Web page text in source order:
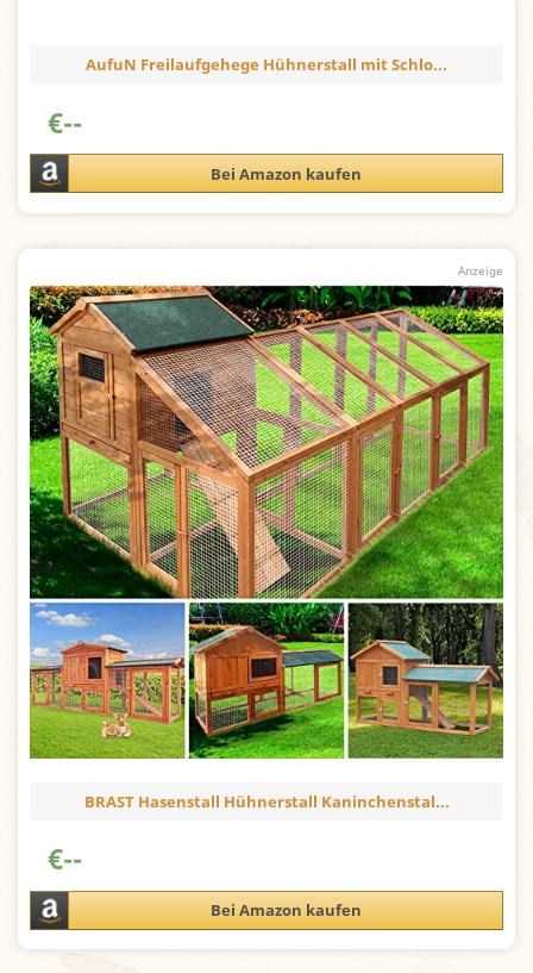
AufuN Freilaufgehege Hühnerstall mit Schlo...
€--
Bei Amazon kaufen
BRAST Hasenstall Hühnerstall Kaninchenstal...
€--
Bei Amazon kaufen